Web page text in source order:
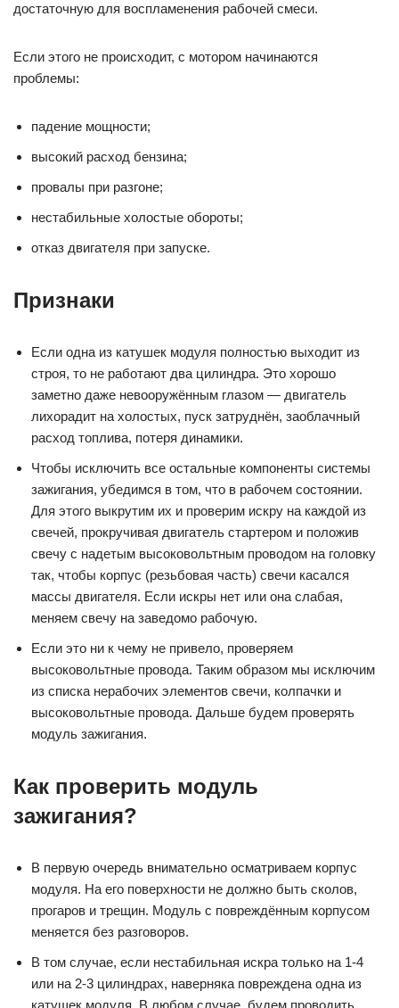
достаточную для воспламенения рабочей смеси.
Если этого не происходит, с мотором начинаются
проблемы:
падение мощности;
высокий расход бензина;
провалы при разгоне;
нестабильные холостые обороты;
отказ двигателя при запуске.
Признаки
Если одна из катушек модуля полностью выходит из
строя, то не работают два цилиндра. Это хорошо
заметно даже невооружённым глазом — двигатель
лихорадит на холостых, пуск затруднён, заоблачный
расход топлива, потеря динамики.
Чтобы исключить все остальные компоненты системы
зажигания, убедимся в том, что в рабочем состоянии.
Для этого выкрутим их и проверим искру на каждой из
свечей, прокручивая двигатель стартером и положив
свечу с надетым высоковольтным проводом на головку
так, чтобы корпус (резьбовая часть) свечи касался
массы двигателя. Если искры нет или она слабая,
меняем свечу на заведомо рабочую.
Если это ни к чему не привело, проверяем
высоковольтные провода. Таким образом мы исключим
из списка нерабочих элементов свечи, колпачки и
высоковольтные провода. Дальше будем проверять
модуль зажигания.
Как проверить модуль
зажигания?
В первую очередь внимательно осматриваем корпус
модуля. На его поверхности не должно быть сколов,
прогаров и трещин. Модуль с повреждённым корпусом
меняется без разговоров.
В том случае, если нестабильная искра только на 1-4
или на 2-3 цилиндрах, наверняка повреждена одна из